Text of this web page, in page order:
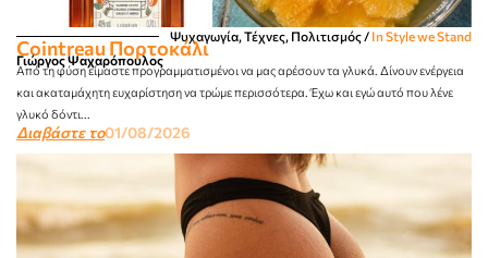
Ψυχαγωγία, Τέχνες, Πολιτισμός / In Style we Stand
Cointreau Πορτοκάλι
Γιώργος Ψαχαρόπουλος
Από τη φύση είμαστε προγραμματισμένοι να μας αρέσουν τα γλυκά. Δίνουν ενέργεια
και ακαταμάχητη ευχαρίστηση να τρώμε περισσότερα. Έχω και εγώ αυτό που λένε
γλυκό δόντι...
Διαβάστε το01/08/2026